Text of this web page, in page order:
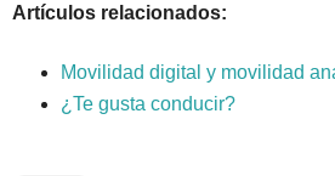
Artículos relacionados:
Movilidad digital y movilidad
¿Te gusta conducir?